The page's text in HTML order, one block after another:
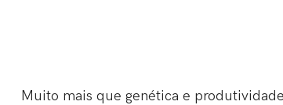
Muito mais que genética e